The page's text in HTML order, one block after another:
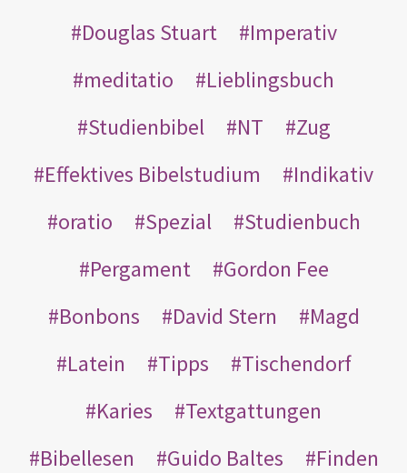
Douglas Stuart
Imperativ
meditatio
Lieblingsbuch
Studienbibel
NT
Zug
Effektives Bibelstudium
Indikativ
oratio
Spezial
Studienbuch
Pergament
Gordon Fee
Bonbons
David Stern
Magd
Latein
Tipps
Tischendorf
Karies
Textgattungen
Bibellesen
Guido Baltes
Finden